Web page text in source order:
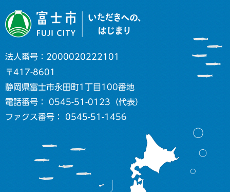
法人番号：2000020222101
〒417-8601
静岡県富士市永田町1丁目100番地
電話番号： 0545-51-0123（代表）
ファクス番号： 0545-51-1456